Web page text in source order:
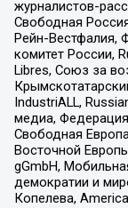
журналистов-
Свободная
Рейн-Вестфалия,
комитет России,
Libres, Союз за
IndustriALL,
медиа,
Свободная
Восточной
gGmbH,
демократии и
Копелева,